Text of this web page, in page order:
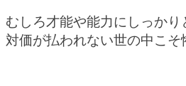
むしろ才能や能力にしっかり
対価が払われない世の中こそ